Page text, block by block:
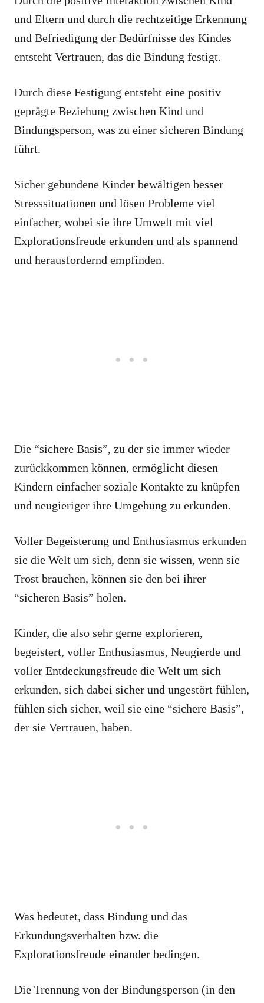
und Eltern und durch die rechtzeitige Erkennung
und Befriedigung der Bedürfnisse des Kindes
entsteht Vertrauen, das die Bindung festigt.
Durch diese Festigung entsteht eine positiv
geprägte Beziehung zwischen Kind und
Bindungsperson, was zu einer sicheren Bindung
führt.
Sicher gebundene Kinder bewältigen besser
Stresssituationen und lösen Probleme viel
einfacher, wobei sie ihre Umwelt mit viel
Explorationsfreude erkunden und als spannend
und herausfordernd empfinden.
Die “sichere Basis”, zu der sie immer wieder
zurückkommen können, ermöglicht diesen
Kindern einfacher soziale Kontakte zu knüpfen
und neugieriger ihre Umgebung zu erkunden.
Voller Begeisterung und Enthusiasmus erkunden
sie die Welt um sich, denn sie wissen, wenn sie
Trost brauchen, können sie den bei ihrer
“sicheren Basis” holen.
Kinder, die also sehr gerne explorieren,
begeistert, voller Enthusiasmus, Neugierde und
voller Entdeckungsfreude die Welt um sich
erkunden, sich dabei sicher und ungestört fühlen,
fühlen sich sicher, weil sie eine “sichere Basis”,
der sie Vertrauen, haben.
Was bedeutet, dass Bindung und das
Erkundungsverhalten bzw. die
Explorationsfreude einander bedingen.
Die Trennung von der Bindungsperson (in den